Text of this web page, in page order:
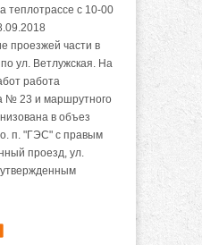
теплотрассе с 10-00
проезжей части в
ул. Ветлужская. На
работа
№ 23 и маршрутного
в объез
о. п. "ГЭС" с правым
проезд, ул.